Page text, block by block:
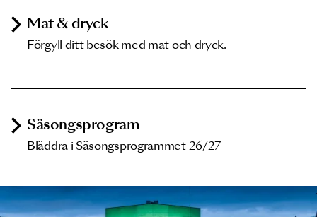
Mat & dryck
Förgyll ditt besök med mat och dryck.
Säsongsprogram
Bläddra i Säsongsprogrammet 26/27